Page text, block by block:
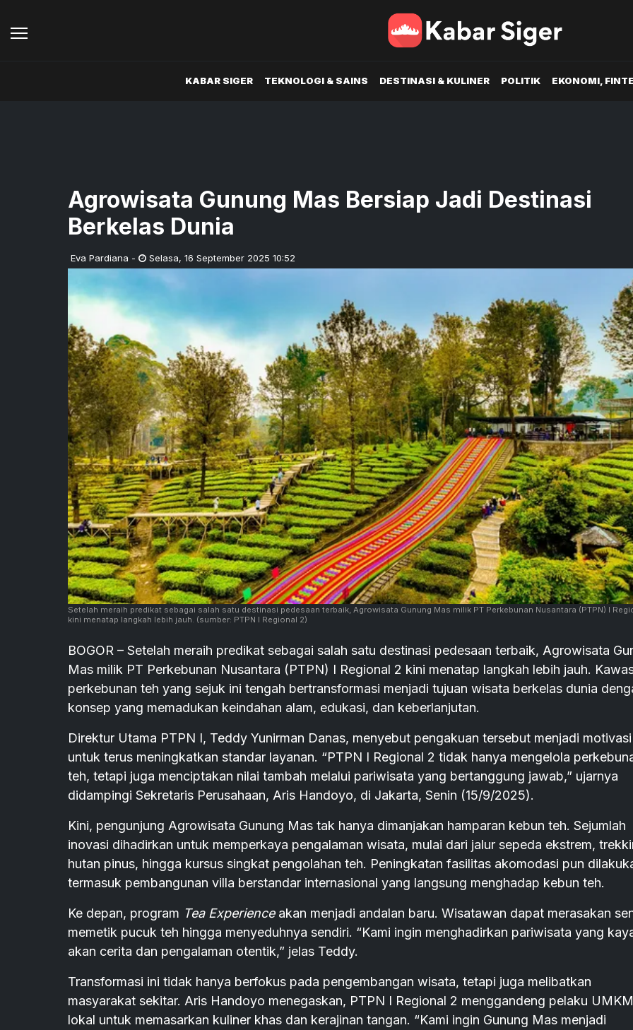
KABAR SIGER TEKNOLOGI & SAINS DESTINASI & KULINER POLITIK EKONOMI,
Agrowisata Gunung Mas Bersiap Jadi Destinasi
Berkelas Dunia
Eva Pardiana - Selasa, 16 September 2025 10:52
Setelah meraih predikat sebagai salah satu destinasi pedesaan terbaik, Agrowisata Gunung Mas milik PT Perkebunan Nusantara (PTPN) I
kini menatap langkah lebih jauh. (sumber: PTPN I Regional 2)
BOGOR – Setelah meraih predikat sebagai salah satu destinasi pedesaan terbaik, Agrowisata
Mas milik PT Perkebunan Nusantara (PTPN) I Regional 2 kini menatap langkah lebih jauh.
perkebunan teh yang sejuk ini tengah bertransformasi menjadi tujuan wisata berkelas dunia
konsep yang memadukan keindahan alam, edukasi, dan keberlanjutan.
Direktur Utama PTPN I, Teddy Yunirman Danas, menyebut pengakuan tersebut menjadi
untuk terus meningkatkan standar layanan. “PTPN I Regional 2 tidak hanya mengelola
teh, tetapi juga menciptakan nilai tambah melalui pariwisata yang bertanggung jawab,” ujarnya
didampingi Sekretaris Perusahaan, Aris Handoyo, di Jakarta, Senin (15/9/2025).
Kini, pengunjung Agrowisata Gunung Mas tak hanya dimanjakan hamparan kebun teh. Sejumlah
inovasi dihadirkan untuk memperkaya pengalaman wisata, mulai dari jalur sepeda ekstrem,
hutan pinus, hingga kursus singkat pengolahan teh. Peningkatan fasilitas akomodasi pun
termasuk pembangunan villa berstandar internasional yang langsung menghadap kebun teh.
Ke depan, program Tea Experienceakan menjadi andalan baru. Wisatawan dapat merasakan
memetik pucuk teh hingga menyeduhnya sendiri. “Kami ingin menghadirkan pariwisata yang
akan cerita dan pengalaman otentik,” jelas Teddy.
Transformasi ini tidak hanya berfokus pada pengembangan wisata, tetapi juga melibatkan
masyarakat sekitar. Aris Handoyo menegaskan, PTPN I Regional 2 menggandeng pelaku UMKM
lokal untuk memasarkan kuliner khas dan kerajinan tangan. “Kami ingin Gunung Mas menjadi